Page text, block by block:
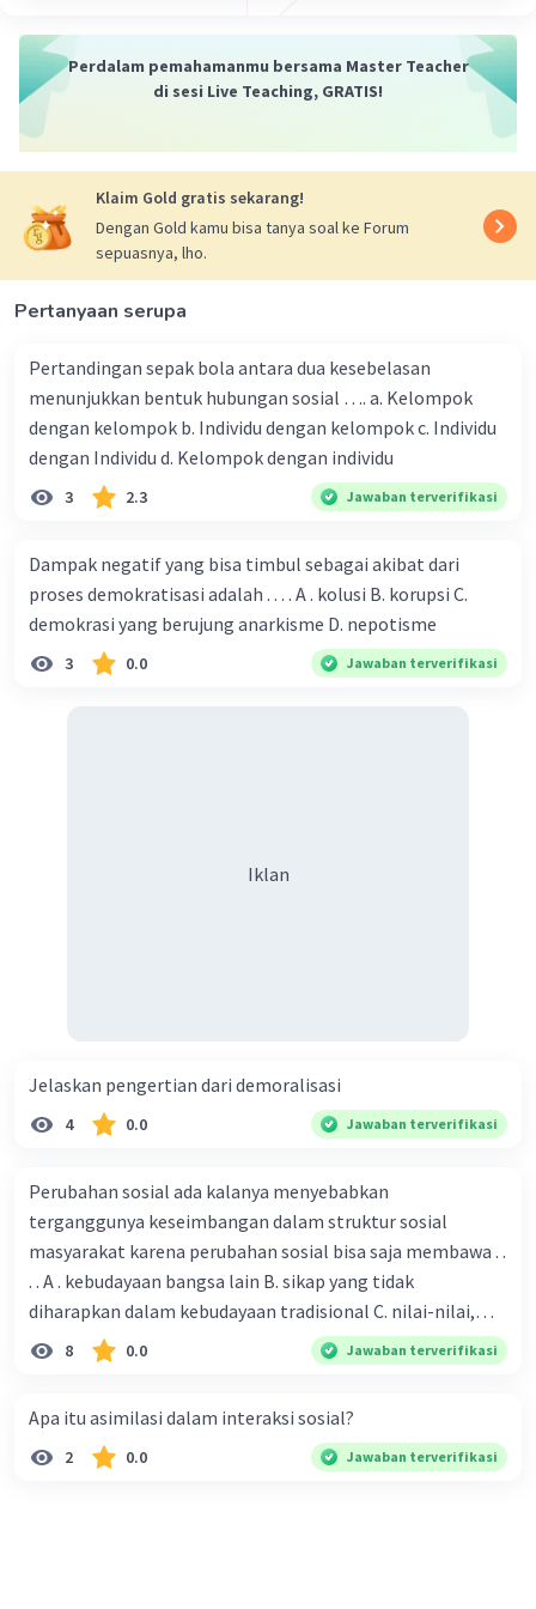
Iklan
Perdalam pemahamanmu bersama Master Teacher
di sesi Live Teaching, GRATIS!
Klaim Gold gratis sekarang!
Dengan Gold kamu bisa tanya soal ke Forum
sepuasnya, lho.
Pertanyaan serupa
Pertandingan sepak bola antara dua kesebelasan
menunjukkan bentuk hubungan sosial …. a. Kelompok
dengan kelompok b. Individu dengan kelompok c. Individu
dengan Individu d. Kelompok dengan individu
3 2.3 Jawaban terverifikasi
Dampak negatif yang bisa timbul sebagai akibat dari
proses demokratisasi adalah . . . . A . kolusi B. korupsi C.
demokrasi yang berujung anarkisme D. nepotisme
3 0.0 Jawaban terverifikasi
Iklan
Jelaskan pengertian dari demoralisasi
4 0.0 Jawaban terverifikasi
Perubahan sosial ada kalanya menyebabkan
terganggunya keseimbangan dalam struktur sosial
masyarakat karena perubahan sosial bisa saja membawa . .
. . A . kebudayaan bangsa lain B. sikap yang tidak
diharapkan dalam kebudayaan tradisional C. nilai-nilai,
sikap, dan pola . perilaku yang berbeda D. tidak sesuai
dengan kebudayaan masyarakat setempat
8 0.0 Jawaban terverifikasi
Apa itu asimilasi dalam interaksi sosial?
2 0.0 Jawaban terverifikasi